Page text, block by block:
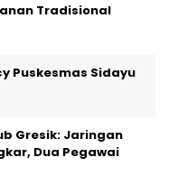
Tradisional
Puskesmas Sidayu
Gresik: Jaringan
Dua Pegawai